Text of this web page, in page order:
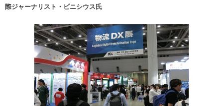
際ジャーナリスト・ビニシウス氏